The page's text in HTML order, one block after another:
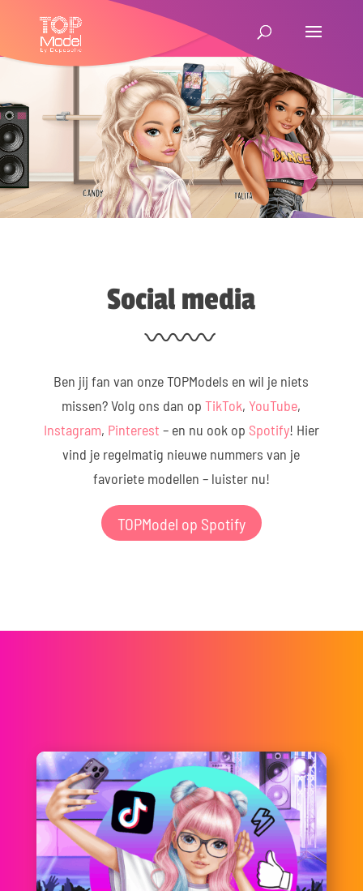
Social media
Ben jij fan van onze TOPModels en wil je niets
missen? Volg ons dan opTikTok, YouTube,
Instagram, Pinterest – en nu ook op Spotify! Hier
vind je regelmatig nieuwe nummers van je
favoriete modellen – luister nu!
TOPModel op Spotify